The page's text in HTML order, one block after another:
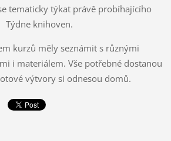
tematicky týkat právě probíhajícího
Týdne knihoven.
kurzů měly seznámit s různými
i materiálem. Vše potřebné dostanou
výtvory si odnesou domů.